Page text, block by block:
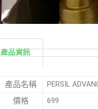
產品資訊
產品名稱 PERSIL
價格 699